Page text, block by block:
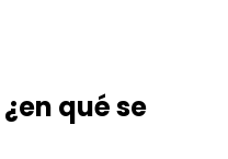
¿en qué se